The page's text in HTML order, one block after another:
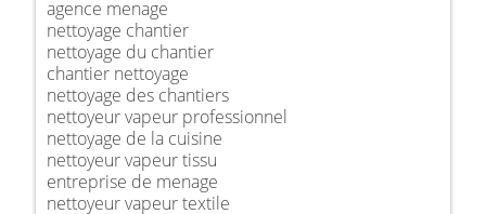
agence menage
nettoyage chantier
nettoyage du chantier
chantier nettoyage
nettoyage des chantiers
nettoyeur vapeur professionnel
nettoyage de la cuisine
nettoyeur vapeur tissu
entreprise de menage
nettoyeur vapeur textile